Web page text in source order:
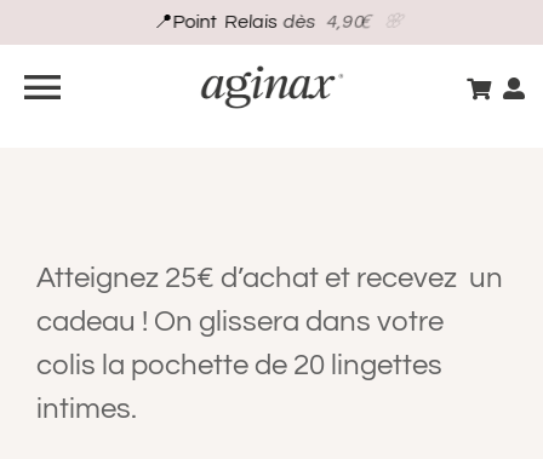
Navigation
S’INSCRIRE
VOS BESOINS
PANIER
Atteignez 25€ d’achat et recevez un
cadeau ! On glissera dans votre
colis la pochette de 20 lingettes
intimes.